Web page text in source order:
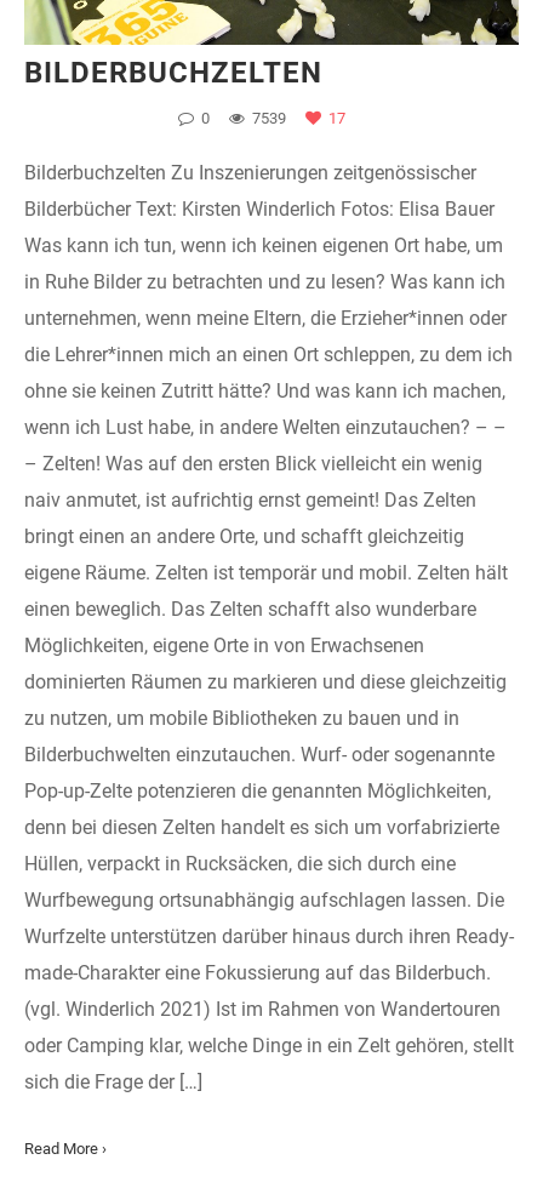
BILDERBUCHZELTEN
0 7539 17
Bilderbuchzelten Zu Inszenierungen zeitgenössischer
Bilderbücher Text: Kirsten Winderlich Fotos: Elisa Bauer
Was kann ich tun, wenn ich keinen eigenen Ort habe, um
in Ruhe Bilder zu betrachten und zu lesen? Was kann ich
unternehmen, wenn meine Eltern, die Erzieher*innen oder
die Lehrer*innen mich an einen Ort schleppen, zu dem ich
ohne sie keinen Zutritt hätte? Und was kann ich machen,
wenn ich Lust habe, in andere Welten einzutauchen? – –
– Zelten! Was auf den ersten Blick vielleicht ein wenig
naiv anmutet, ist aufrichtig ernst gemeint! Das Zelten
bringt einen an andere Orte, und schafft gleichzeitig
eigene Räume. Zelten ist temporär und mobil. Zelten hält
einen beweglich. Das Zelten schafft also wunderbare
Möglichkeiten, eigene Orte in von Erwachsenen
dominierten Räumen zu markieren und diese gleichzeitig
zu nutzen, um mobile Bibliotheken zu bauen und in
Bilderbuchwelten einzutauchen. Wurf- oder sogenannte
Pop-up-Zelte potenzieren die genannten Möglichkeiten,
denn bei diesen Zelten handelt es sich um vorfabrizierte
Hüllen, verpackt in Rucksäcken, die sich durch eine
Wurfbewegung ortsunabhängig aufschlagen lassen. Die
Wurfzelte unterstützen darüber hinaus durch ihren Ready-
made-Charakter eine Fokussierung auf das Bilderbuch.
(vgl. Winderlich 2021) Ist im Rahmen von Wandertouren
oder Camping klar, welche Dinge in ein Zelt gehören, stellt
sich die Frage der […]
Read More ›